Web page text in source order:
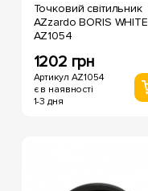
Точковий світильник
AZzardo BORIS WHITE
AZ1054
1202 грн
Артикул AZ1054
є в наявності
1-3 дня